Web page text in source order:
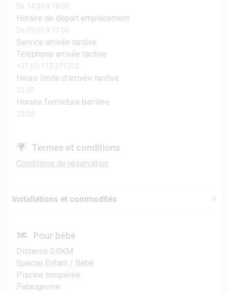
De 14:00 à 18:00
Horaire de départ emplacement
De 09:00 à 11:00
Service arrivée tardive
Téléphone arrivée tardive
+31 (0) 113 371202
Heure limite d'arrivée tardive
22:00
Horaire fermeture barrière
23:00
Termes et conditions
Conditions de réservation
Installations et commodités
Pour bébé
Distance 0.0KM
Spécial Enfant / Bébé
Piscine tempérée
Pataugeoire